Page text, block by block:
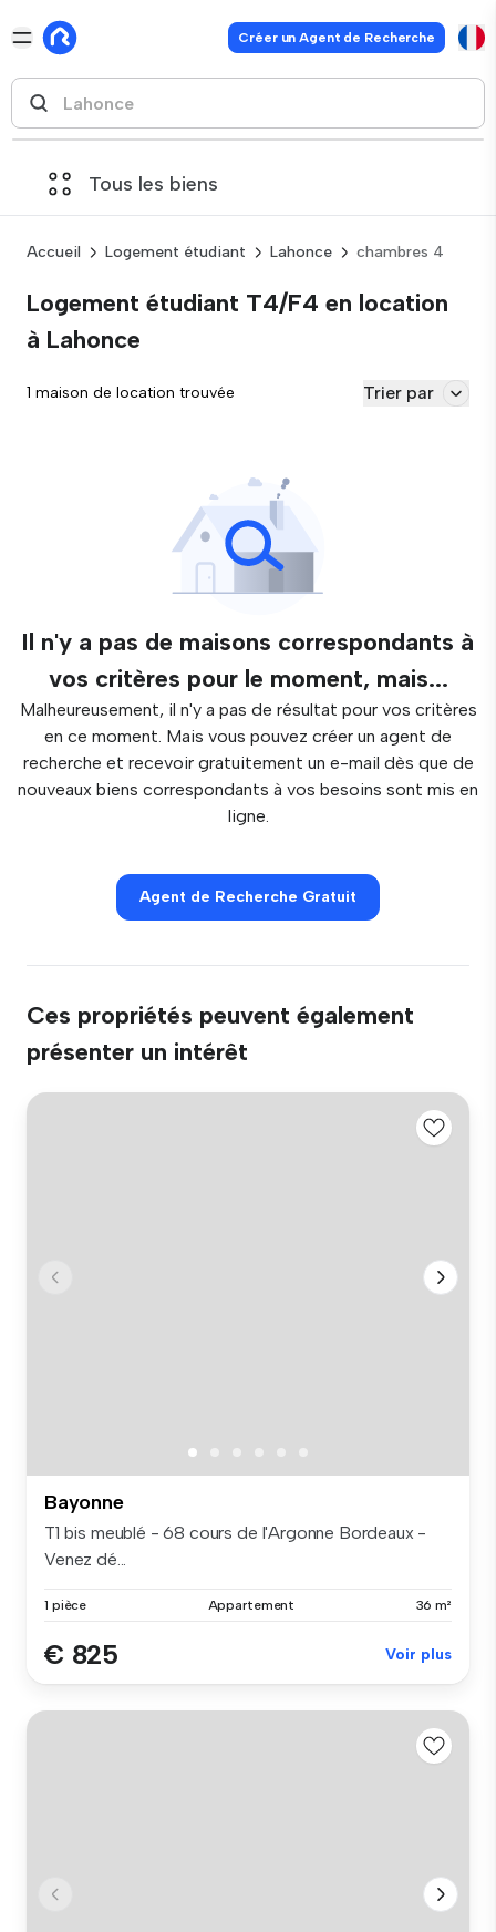
Créer un Agent de Recherche
Tous les biens
Accueil Logement étudiant Lahonce chambres 4
Logement étudiant T4/F4 en location
à Lahonce
1 maison de location trouvée Trier par
Il n'y a pas de maisons correspondants à
vos critères pour le moment, mais...
Malheureusement, il n'y a pas de résultat pour vos critères
en ce moment. Mais vous pouvez créer un agent de
recherche et recevoir gratuitement un e-mail dès que de
nouveaux biens correspondants à vos besoins sont mis en
ligne.
Agent de Recherche Gratuit
Ces propriétés peuvent également
présenter un intérêt
Bayonne
T1 bis meublé - 68 cours de l'Argonne Bordeaux -
Venez dé...
1 pièce Appartement 36 m²
€ 825 Voir plus